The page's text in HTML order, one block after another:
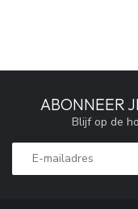
ABONNEER
Blijf op de